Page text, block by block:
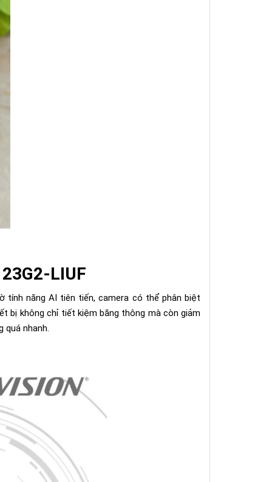
LIUF
tính năng AI tiên tiến, camera có thể phân biệt
bị không chỉ tiết kiệm băng thông mà còn giảm
quá nhanh.